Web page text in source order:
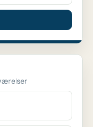
salg i 7600 Struer 3 værelser